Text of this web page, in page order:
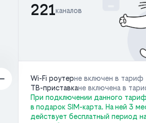
221каналов
Wi-Fi роутерне включен в тариф
ТВ-приставкане включена в
При подключении данного
в подарок SIM-карта. На ней 3
действует бесплатный период